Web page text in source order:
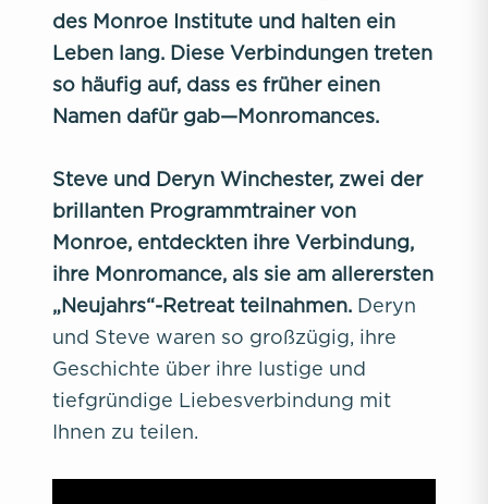
des Monroe Institute und halten ein
Leben lang. Diese Verbindungen treten
so häufig auf, dass es früher einen
Namen dafür gab—Monromances.
Steve und Deryn Winchester, zwei der
brillanten Programmtrainer von
Monroe, entdeckten ihre Verbindung,
ihre Monromance, als sie am allerersten
„Neujahrs“-Retreat teilnahmen. Deryn
und Steve waren so großzügig, ihre
Geschichte über ihre lustige und
tiefgründige Liebesverbindung mit
Ihnen zu teilen.